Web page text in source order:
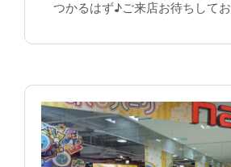
つかるはず♪ご来店お待ちして